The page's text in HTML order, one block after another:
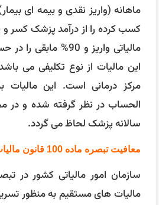
ماهانه (واریز نقدی و بیمه ای
کسب کرده را از درآمد پزشک کسر
مالیاتی واریز و 90%
این مالیات از نوع تکلیفی می
مرکز درمانی است. این مالیات
الحساب در نظر گرفته شده و در
سالانه پزشک لحاظ می گردد.
معافیت تبصره ماده 100 قانون مالیات های مستقیم
مالیات ‌های مستقیم به منظور